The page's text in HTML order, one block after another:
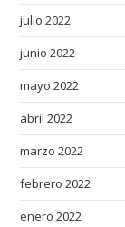
julio 2022
junio 2022
mayo 2022
abril 2022
marzo 2022
febrero 2022
enero 2022